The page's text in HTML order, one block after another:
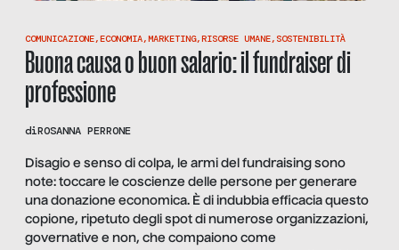
COMUNICAZIONE,ECONOMIA,MARKETING,RISORSE UMANE, SOSTENIBILITÀ
Buona causa o buon salario: il fundraiser di
professione
diROSANNA PERRONE
Disagio e senso di colpa, le armi del fundraising sono
note: toccare le coscienze delle persone per generare
una donazione economica. È di indubbia efficacia questo
copione, ripetuto degli spot di numerose organizzazioni,
governative e non, che compaiono come